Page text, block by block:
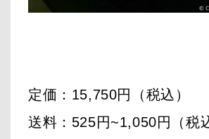
定価：15,750円（税込）
送料：525円~1,050円（税